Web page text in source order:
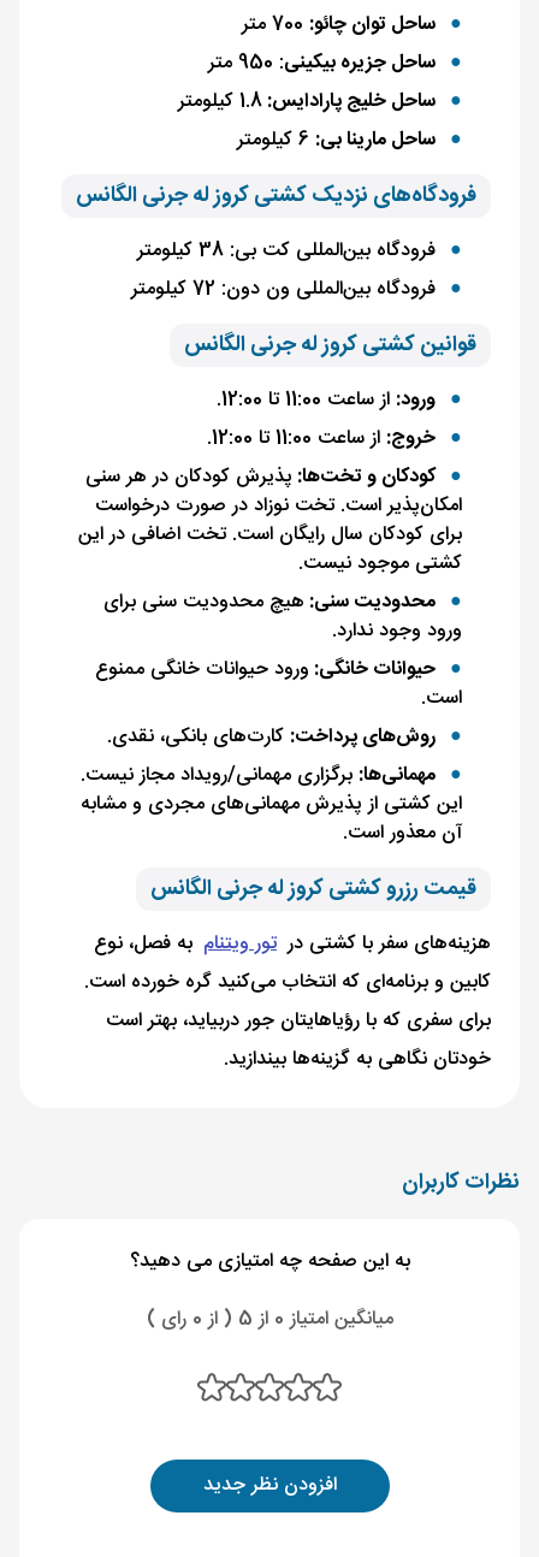
ساحل توان چائو:
ساحل جزیره بیکینی: 950 متر
ساحل خلیج پارادایس:1.8 کیلومتر
ساحل مارینا بی:
فرودگاه‌های نزدیک کشتی کروز له جرنی الگانس
فرودگاه بین‌المللی کت بی: 38 کیلومتر
فرودگاه بین‌المللی ون دون: 72 کیلومتر
قوانین کشتی کروز له جرنی الگانس
ورود: از ساعت 11:00 تا 12:00.
خروج: از ساعت 11:00 تا 12:00.
کودکان و تخت‌ها: پذیرش کودکان در هر سنی
امکان‌پذیر است. تخت نوزاد در صورت درخواست
برای کودکان سال رایگان است. تخت اضافی در این
کشتی موجود نیست.
محدودیت سنی: هیچ محدودیت سنی برای
ورود وجود ندارد.
حیوانات خانگی: ورود حیوانات خانگی ممنوع
است.
روش‌های پرداخت: کارت‌های بانکی، نقدی.
مهمانی‌ها: برگزاری مهمانی/رویداد مجاز نیست.
این کشتی از پذیرش مهمانی‌های مجردی و مشابه
آن معذور است.
قیمت رزرو کشتی کروز له جرنی الگانس
هزینه‌های سفر با کشتی در تور ویتنام به فصل، نوع
کابین و برنامه‌ای که انتخاب می‌کنید گره خورده است.
برای سفری که با رؤیاهایتان جور دربیاید، بهتر است
خودتان نگاهی به گزینه‌ها بیندازید.
نظرات کاربران
به این صفحه چه امتیازی می دهید؟
میانگین امتیاز 0 از 5 ( از 0 رای )
افزودن نظر جدید